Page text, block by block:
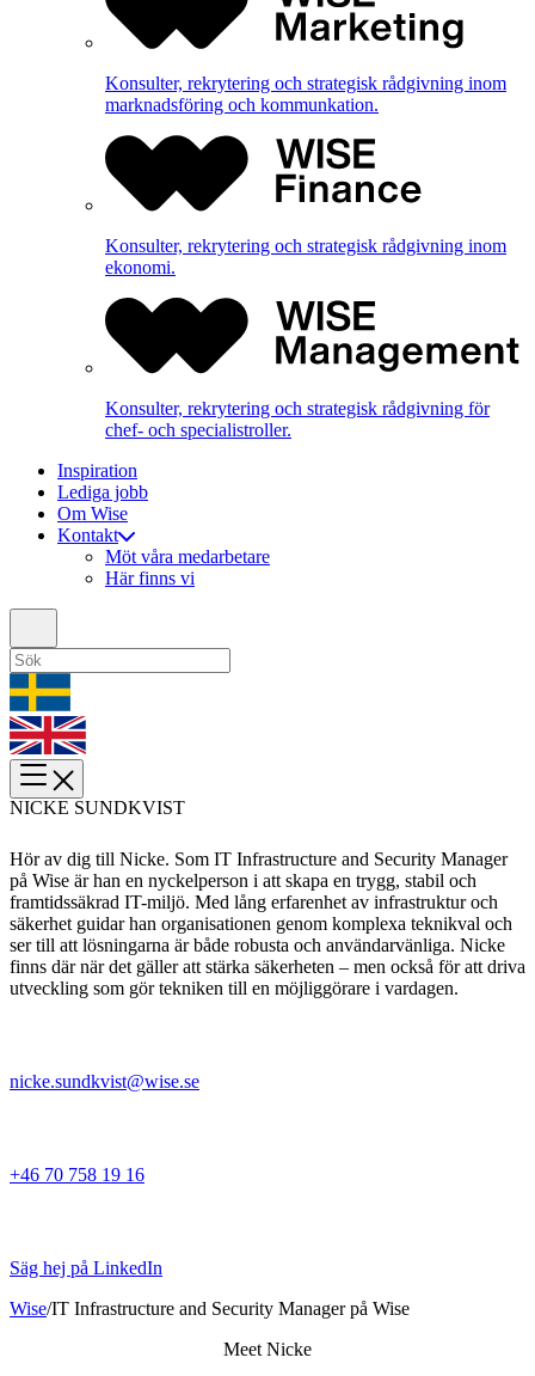
Konsulter, rekrytering och strategisk rådgivning inom
marknadsföring och kommunkation.
Konsulter, rekrytering och strategisk rådgivning inom
ekonomi.
Konsulter, rekrytering och strategisk rådgivning för
chef- och specialistroller.
Inspiration
Lediga jobb
Om Wise
Kontakt
Möt våra medarbetare
Här finns vi
NICKE SUNDKVIST
Hör av dig till Nicke. Som IT Infrastructure and Security Manager
på Wise är han en nyckelperson i att skapa en trygg, stabil och
framtidssäkrad IT-miljö. Med lång erfarenhet av infrastruktur och
säkerhet guidar han organisationen genom komplexa teknikval och
ser till att lösningarna är både robusta och användarvänliga. Nicke
finns där när det gäller att stärka säkerheten – men också för att driva
utveckling som gör tekniken till en möjliggörare i vardagen.
nicke.sundkvist@wise.se
+46 70 758 19 16
Säg hej på LinkedIn
Wise/IT Infrastructure and Security Manager på Wise
Meet Nicke